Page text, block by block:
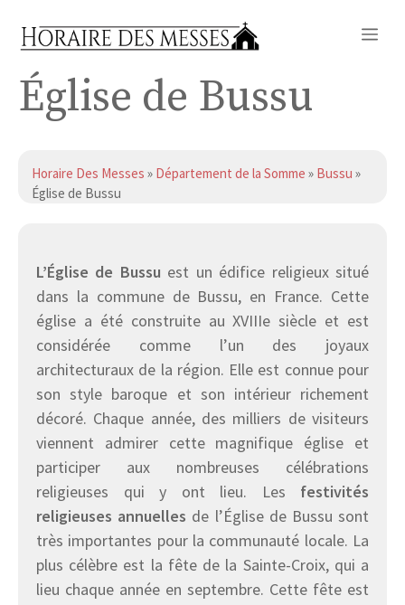
Église de Bussu
Horaire Des Messes » Département de la Somme » Bussu »
Église de Bussu
L’Église de Bussu est un édifice religieux situé
dans la commune de Bussu, en France. Cette
église a été construite au XVIIIe siècle et est
considérée comme l’un des joyaux
architecturaux de la région. Elle est connue pour
son style baroque et son intérieur richement
décoré. Chaque année, des milliers de visiteurs
viennent admirer cette magnifique église et
participer aux nombreuses célébrations
religieuses qui y ont lieu. Les festivités
religieuses annuelles de l’Église de Bussu sont
très importantes pour la communauté locale. La
plus célèbre est la fête de la Sainte-Croix, qui a
lieu chaque année en septembre. Cette fête est